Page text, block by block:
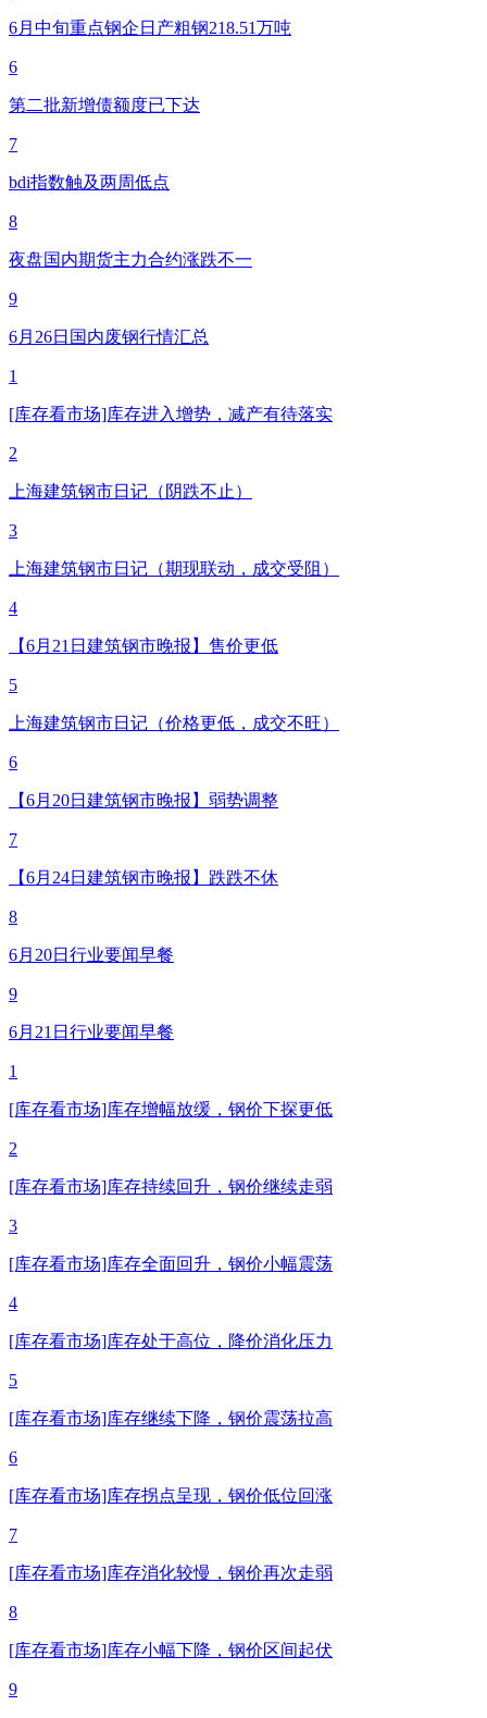
6月中旬重点钢企日产粗钢218.51万吨
6
第二批新增债额度已下达
7
bdi指数触及两周低点
8
夜盘国内期货主力合约涨跌不一
9
6月26日国内废钢行情汇总
1
[库存看市场]库存进入增势，减产有待落实
2
上海建筑钢市日记（阴跌不止）
3
上海建筑钢市日记（期现联动，成交受阻）
4
【6月21日建筑钢市晚报】售价更低
5
上海建筑钢市日记（价格更低，成交不旺）
6
【6月20日建筑钢市晚报】弱势调整
7
【6月24日建筑钢市晚报】跌跌不休
8
6月20日行业要闻早餐
9
6月21日行业要闻早餐
1
[库存看市场]库存增幅放缓，钢价下探更低
2
[库存看市场]库存持续回升，钢价继续走弱
3
[库存看市场]库存全面回升，钢价小幅震荡
4
[库存看市场]库存处于高位，降价消化压力
5
[库存看市场]库存继续下降，钢价震荡拉高
6
[库存看市场]库存拐点呈现，钢价低位回涨
7
[库存看市场]库存消化较慢，钢价再次走弱
8
[库存看市场]库存小幅下降，钢价区间起伏
9